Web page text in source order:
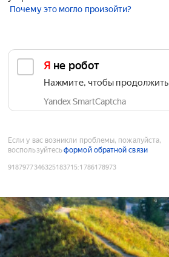
Почему это могло произойти?
Я не робот
Нажмите, чтобы продолжить
Yandex SmartCaptcha
Если у вас возникли проблемы, пожалуйста,
воспользуйтесьформой обратной связи
9187977346325183715:1786178973